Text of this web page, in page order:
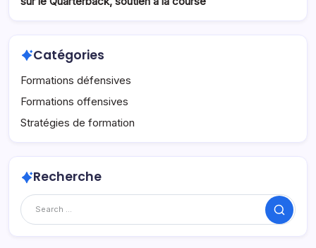
Catégories
Formations défensives
Formations offensives
Stratégies de formation
Recherche
Search